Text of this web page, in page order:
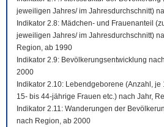
jeweiligen Jahres/ im Jahresdurchschnitt)
Indikator 2.8: Mädchen- und Frauenanteil
jeweiligen Jahres/ im Jahresdurchschnitt)
Region, ab 1990
Indikator 2.9: Bevölkerungsentwicklung
2000
Indikator 2.10: Lebendgeborene (Anzahl,
15- bis 44-jährige Frauen etc.) nach Jahr,
Indikator 2.11: Wanderungen der
nach Region, ab 2000